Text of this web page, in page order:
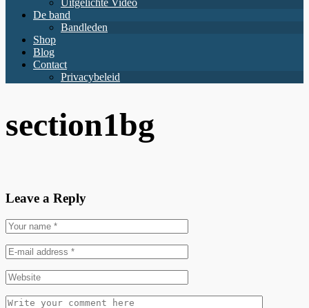
Uitgelichte Video
De band
Bandleden
Shop
Blog
Contact
Privacybeleid
section1bg
Leave a Reply